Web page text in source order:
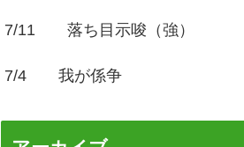
7/11 落ち目示唆（強）
7/4 我が係争